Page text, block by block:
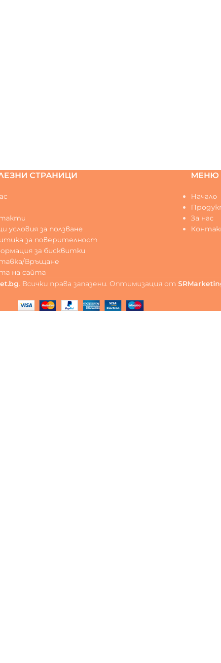
СТРАНИЦИ
условия за ползване
за поверителност
за бисквитки
Връщане
на сайта
МЕНЮ
Начало
За нас
. Всички права запазени. Оптимизация от